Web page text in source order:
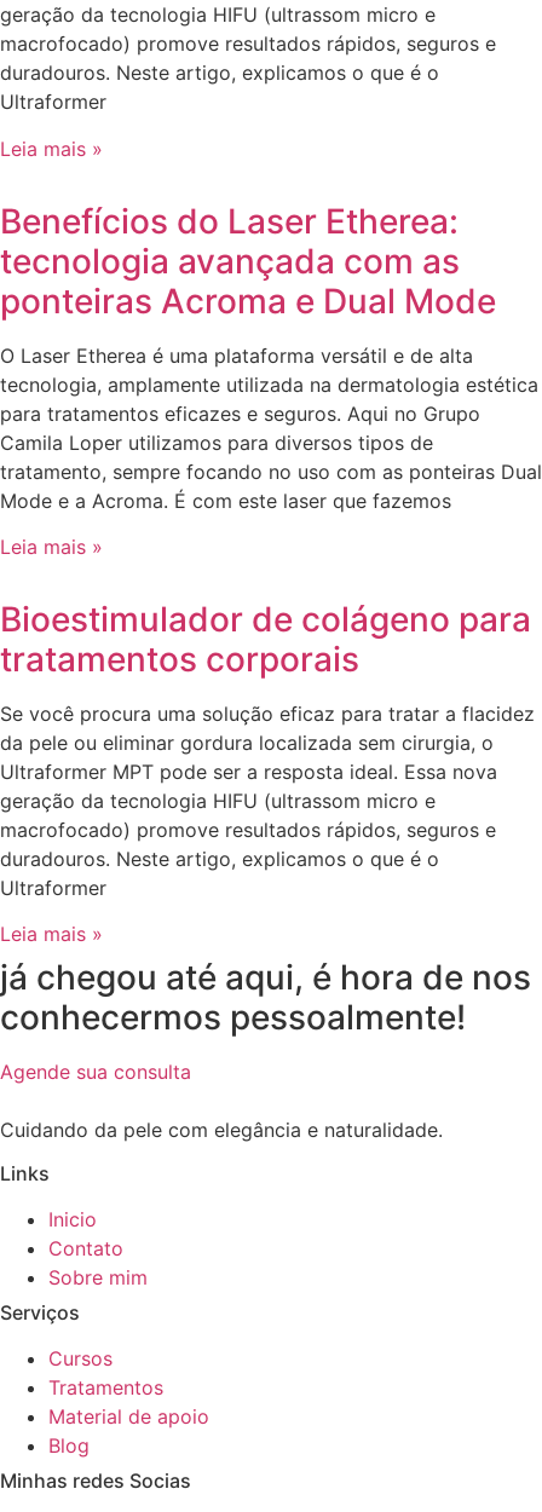
geração da tecnologia HIFU (ultrassom micro e
macrofocado) promove resultados rápidos, seguros e
duradouros. Neste artigo, explicamos o que é o
Ultraformer
Leia mais »
Benefícios do Laser Etherea:
tecnologia avançada com as
ponteiras Acroma e Dual Mode
O Laser Etherea é uma plataforma versátil e de alta
tecnologia, amplamente utilizada na dermatologia estética
para tratamentos eficazes e seguros. Aqui no Grupo
Camila Loper utilizamos para diversos tipos de
tratamento, sempre focando no uso com as ponteiras Dual
Mode e a Acroma. É com este laser que fazemos
Leia mais »
Bioestimulador de colágeno para
tratamentos corporais
Se você procura uma solução eficaz para tratar a flacidez
da pele ou eliminar gordura localizada sem cirurgia, o
Ultraformer MPT pode ser a resposta ideal. Essa nova
geração da tecnologia HIFU (ultrassom micro e
macrofocado) promove resultados rápidos, seguros e
duradouros. Neste artigo, explicamos o que é o
Ultraformer
Leia mais »
já chegou até aqui, é hora de nos
conhecermos pessoalmente!
Agende sua consulta
Cuidando da pele com elegância e naturalidade.
Links
Inicio
Contato
Sobre mim
Serviços
Cursos
Tratamentos
Material de apoio
Blog
Minhas redes Socias